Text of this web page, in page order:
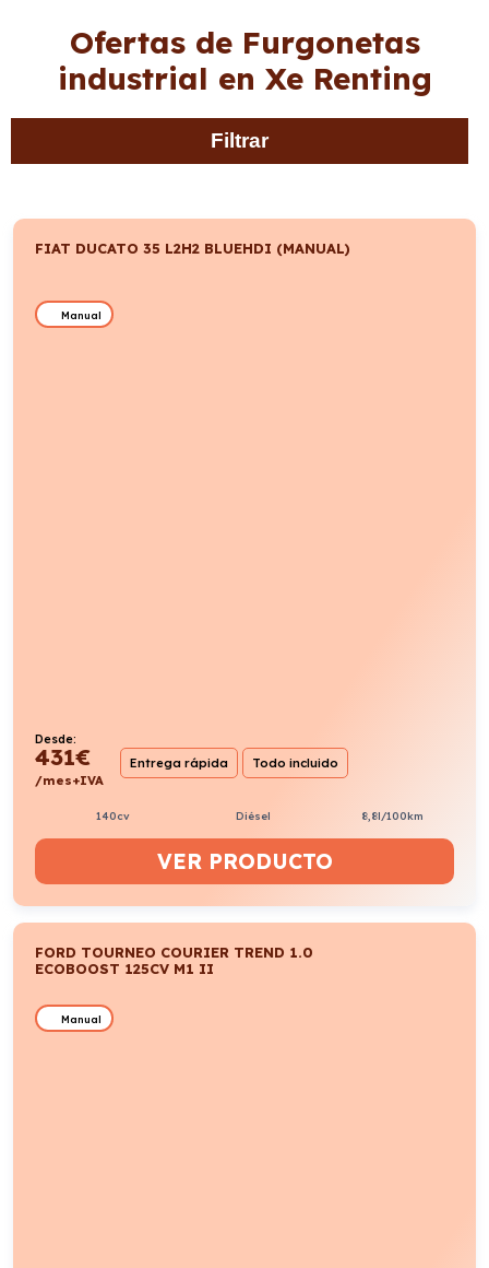
Ofertas de Furgonetas
industrial en Xe Renting
Filtrar
FIAT DUCATO 35 L2H2 BLUEHDI (MANUAL)
Manual
Desde:
431€
/mes+IVA
Entrega rápida Todo incluido
140cv Diésel 8,8l/100km
VER PRODUCTO
FORD TOURNEO COURIER TREND 1.0
ECOBOOST 125CV M1 II
Manual